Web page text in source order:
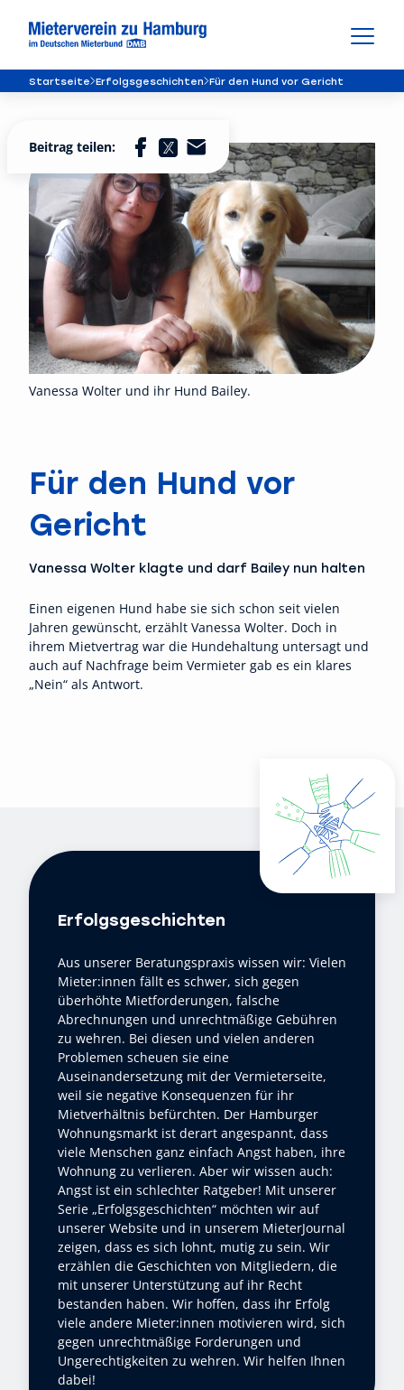
Startseite Erfolgsgeschichten Für den Hund vor Gericht
Für den Hund vor
Gericht
Vanessa Wolter klagte und darf Bailey nun halten
Einen eigenen Hund habe sie sich schon seit vielen
Jahren gewünscht, erzählt Vanessa Wolter. Doch in
ihrem Mietvertrag war die Hundehaltung untersagt und
auch auf Nachfrage beim Vermieter gab es ein klares
„Nein“ als Antwort.
Beitrag teilen:
Vanessa Wolter und ihr Hund Bailey.
Erfolgsgeschichten
Aus unserer Beratungspraxis wissen wir: Vielen
Mieter:innen fällt es schwer, sich gegen
überhöhte Mietforderungen, falsche
Abrechnungen und unrechtmäßige Gebühren
zu wehren. Bei diesen und vielen anderen
Problemen scheuen sie eine
Auseinandersetzung mit der Vermieterseite,
weil sie negative Konsequenzen für ihr
Mietverhältnis befürchten. Der Hamburger
Wohnungsmarkt ist derart angespannt, dass
viele Menschen ganz einfach Angst haben, ihre
Wohnung zu verlieren. Aber wir wissen auch:
Angst ist ein schlechter Ratgeber! Mit unserer
Serie „Erfolgsgeschichten“ möchten wir auf
unserer Website und in unserem MieterJournal
zeigen, dass es sich lohnt, mutig zu sein. Wir
erzählen die Geschichten von Mitgliedern, die
mit unserer Unterstützung auf ihr Recht
bestanden haben. Wir hoffen, dass ihr Erfolg
viele andere Mieter:innen motivieren wird, sich
gegen unrechtmäßige Forderungen und
Ungerechtigkeiten zu wehren. Wir helfen Ihnen
dabei!